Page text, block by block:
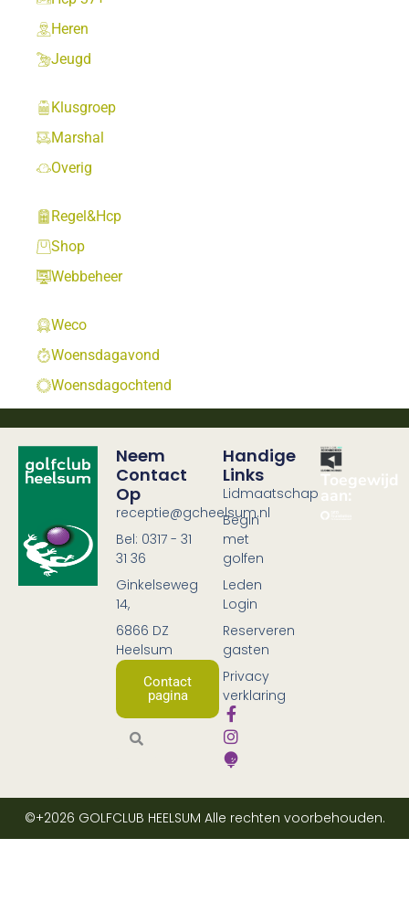
Heren
Jeugd
Klusgroep
Marshal
Overig
Regel&Hcp
Shop
Webbeheer
Weco
Woensdagavond
Woensdagochtend
Neem
Contact
Op
receptie@gcheelsum.nl
Bel: 0317 - 31
31 36
Ginkelseweg
14,
6866 DZ
Heelsum
Contact
pagina
Handige
Links
Lidmaatschap
Begin
met
golfen
Leden
Login
Reserveren
gasten
Privacy
verklaring
Toegewijd
aan:
©+2026 GOLFCLUB HEELSUM Alle rechten voorbehouden.